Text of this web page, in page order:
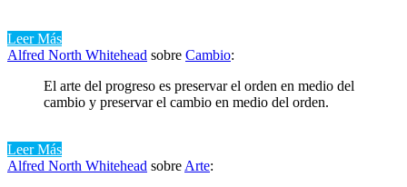
Leer Más
Alfred North Whitehead sobre Cambio:
El arte del progreso es preservar el orden en medio del
cambio y preservar el cambio en medio del orden.
Leer Más
Alfred North Whitehead sobre Arte: